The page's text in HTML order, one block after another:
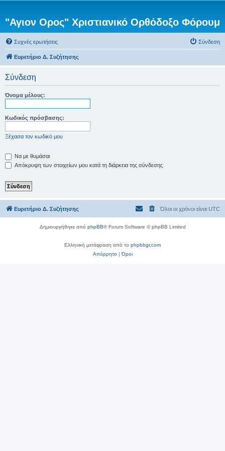
"Αγιον Ορος" Χριστιανικό Ορθόδοξο Φόρουμ
Συχνές ερωτήσεις Σύνδεση
Ευρετήριο Δ. Συζήτησης
Σύνδεση
Όνομα μέλους:
Κωδικός πρόσβασης:
Ξέχασα τον κωδικό μου
Να με θυμάσαι
Απόκρυψη των στοιχείων μου κατά τη διάρκεια της σύνδεσης
Ευρετήριο Δ. Συζήτησης Όλοι οι χρόνοι είναι UTC
Δημιουργήθηκε από phpBB® Forum Software © phpBB Limited
Ελληνική μετάφραση από το phpbbgr.com
Απόρρητο|Όροι